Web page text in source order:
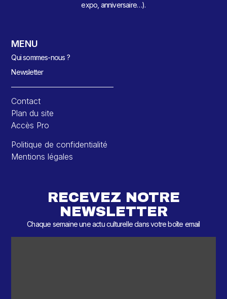
expo, anniversaire…).
MENU
Qui sommes-nous ?
Newsletter
Contact
Plan du site
Accès Pro
Politique de confidentialité
Mentions légales
RECEVEZ NOTRE
NEWSLETTER
Chaque semaine une actu culturelle dans votre boîte email